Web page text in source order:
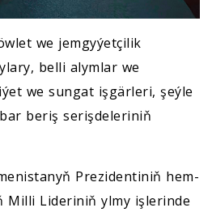
we jemgyýetçilik
belli alymlar we
we sungat işgärleri, şeýle
beriş serişdeleriniň
Prezidentiniň hem-
Milli Lideriniň ylmy işlerinde